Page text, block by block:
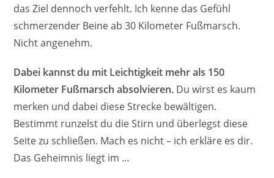
das Ziel dennoch verfehlt. Ich kenne das Gefühl
schmerzender Beine ab 30 Kilometer Fußmarsch.
Nicht angenehm.
Dabei kannst du mit Leichtigkeit mehr als 150
Kilometer Fußmarsch absolvieren. Du wirst es kaum
merken und dabei diese Strecke bewältigen.
Bestimmt runzelst du die Stirn und überlegst diese
Seite zu schließen. Mach es nicht – ich erkläre es dir.
Das Geheimnis liegt im …